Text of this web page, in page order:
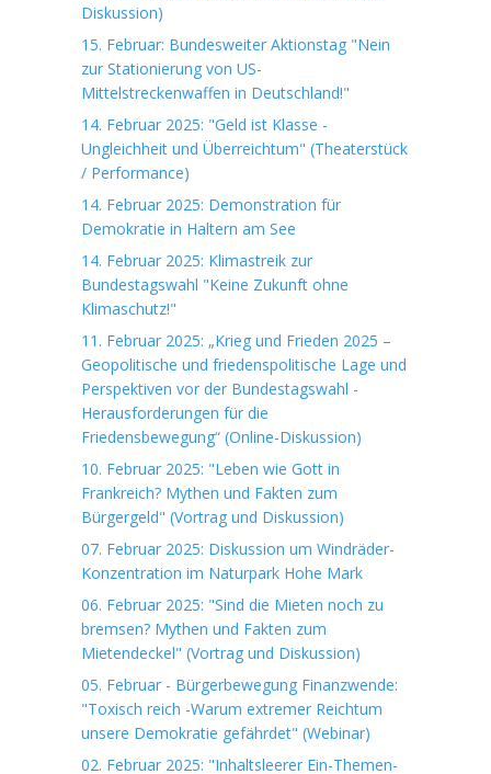
Diskussion)
15. Februar: Bundesweiter Aktionstag "Nein
zur Stationierung von US-
Mittelstreckenwaffen in Deutschland!"
14. Februar 2025: "Geld ist Klasse -
Ungleichheit und Überreichtum" (Theaterstück
/ Performance)
14. Februar 2025: Demonstration für
Demokratie in Haltern am See
14. Februar 2025: Klimastreik zur
Bundestagswahl "Keine Zukunft ohne
Klimaschutz!"
11. Februar 2025: „Krieg und Frieden 2025 –
Geopolitische und friedenspolitische Lage und
Perspektiven vor der Bundestagswahl -
Herausforderungen für die
Friedensbewegung“ (Online-Diskussion)
10. Februar 2025: "Leben wie Gott in
Frankreich? Mythen und Fakten zum
Bürgergeld" (Vortrag und Diskussion)
07. Februar 2025: Diskussion um Windräder-
Konzentration im Naturpark Hohe Mark
06. Februar 2025: "Sind die Mieten noch zu
bremsen? Mythen und Fakten zum
Mietendeckel" (Vortrag und Diskussion)
05. Februar - Bürgerbewegung Finanzwende:
"Toxisch reich -Warum extremer Reichtum
unsere Demokratie gefährdet" (Webinar)
02. Februar 2025: "Inhaltsleerer Ein-Themen-